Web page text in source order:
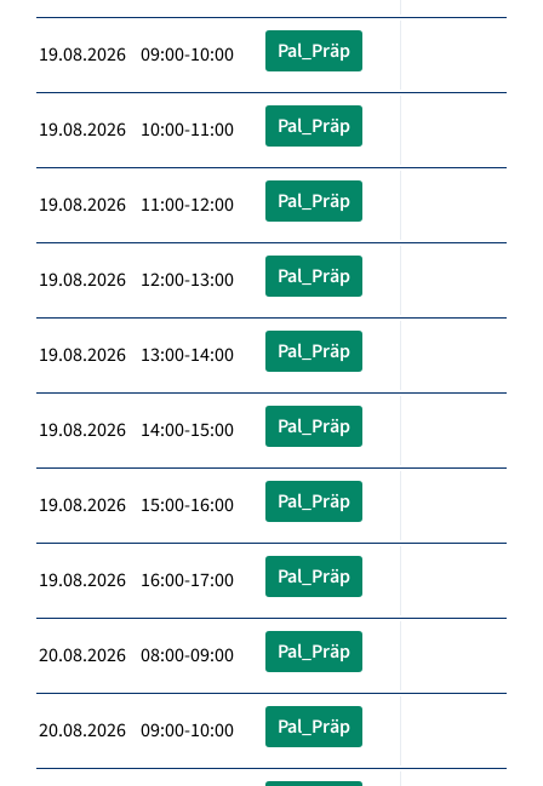
19.08.2026 09:00-10:00 Pal_Präp
19.08.2026 10:00-11:00 Pal_Präp
19.08.2026 11:00-12:00 Pal_Präp
19.08.2026 12:00-13:00 Pal_Präp
19.08.2026 13:00-14:00 Pal_Präp
19.08.2026 14:00-15:00 Pal_Präp
19.08.2026 15:00-16:00 Pal_Präp
19.08.2026 16:00-17:00 Pal_Präp
20.08.2026 08:00-09:00 Pal_Präp
20.08.2026 09:00-10:00 Pal_Präp